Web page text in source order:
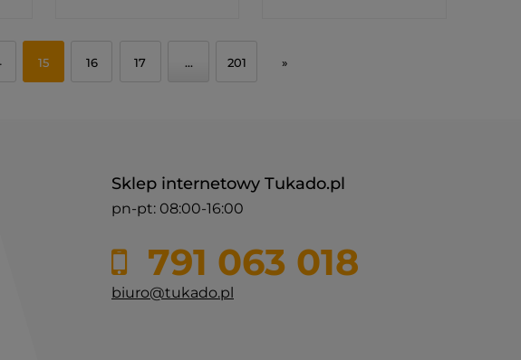
15 16 17 ... 201 »
Sklep internetowy Tukado.pl
pn-pt: 08:00-16:00
791 063 018
biuro@tukado.pl